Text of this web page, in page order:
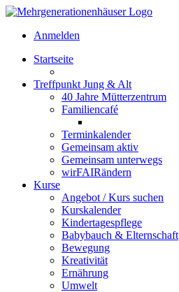
Anmelden
Startseite
Treffpunkt Jung & Alt
40 Jahre Mütterzentrum
Familiencafé
Terminkalender
Gemeinsam aktiv
Gemeinsam unterwegs
wirFAIRändern
Kurse
Angebot / Kurs suchen
Kurskalender
Kindertagespflege
Babybauch & Elternschaft
Bewegung
Kreativität
Ernährung
Umwelt